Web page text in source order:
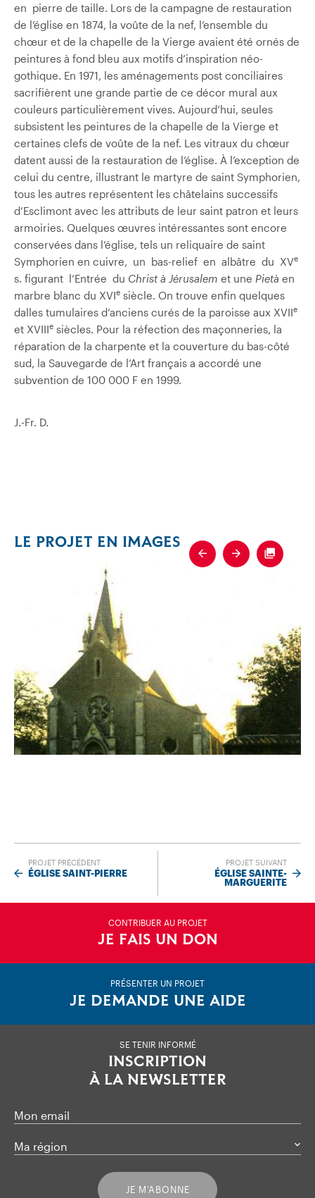
en pierre de taille. Lors de la campagne de restauration
de l’église en 1874, la voûte de la nef, l’ensemble du
chœur et de la chapelle de la Vierge avaient été ornés de
peintures à fond bleu aux motifs d’inspiration néo-
gothique. En 1971, les aménagements post­ conciliaires
sacrifièrent une grande partie de ce décor mural aux
couleurs particulièrement vives. Aujourd’hui, seules
subsistent les peintures de la chapelle de la Vierge et
certaines clefs de voûte de la nef. Les vitraux du chœur
datent aussi de la restauration de l’église. À l’exception de
celui du centre, illustrant le martyre de saint Symphorien,
tous les autres représentent les châtelains successifs
d’Esclimont avec les attributs de leur saint patron et leurs
armoiries. Quelques œuvres intéressantes sont encore
conservées dans l’église, tels un reliquaire de saint
Symphorien en cuivre, un bas-relief en albâtre du XVe
s. figurant l’Entrée du Christ à Jérusalem et une Pietà en
marbre blanc du XVIe siècle. On trouve enfin quelques
dalles tumulaires d’anciens curés de la paroisse aux XVIIe
et XVIIIe siècles. Pour la réfection des maçonneries, la
réparation de la charpente et la couverture du bas-côté
sud, la Sauvegarde de l’Art français a accordé une
subvention de 100 000 F en 1999.
J.-Fr. D.
LE PROJET EN IMAGES
Previous
Next
PROJET PRÉCÉDENT
ÉGLISE SAINT-PIERRE
PROJET SUIVANT
ÉGLISE SAINTE-
MARGUERITE
CONTRIBUER AU PROJET
JE FAIS UN DON
PRÉSENTER UN PROJET
JE DEMANDE UNE AIDE
SE TENIR INFORMÉ
INSCRIPTION
À LA NEWSLETTER
Mon email
Ma région
JE M’ABONNE